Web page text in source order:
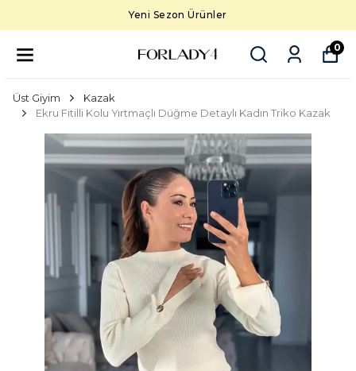
Yeni Sezon Ürünler
0
Üst Giyim
Kazak
Ekru Fitilli Kolu Yırtmaçlı Düğme Detaylı Kadın Triko Kazak